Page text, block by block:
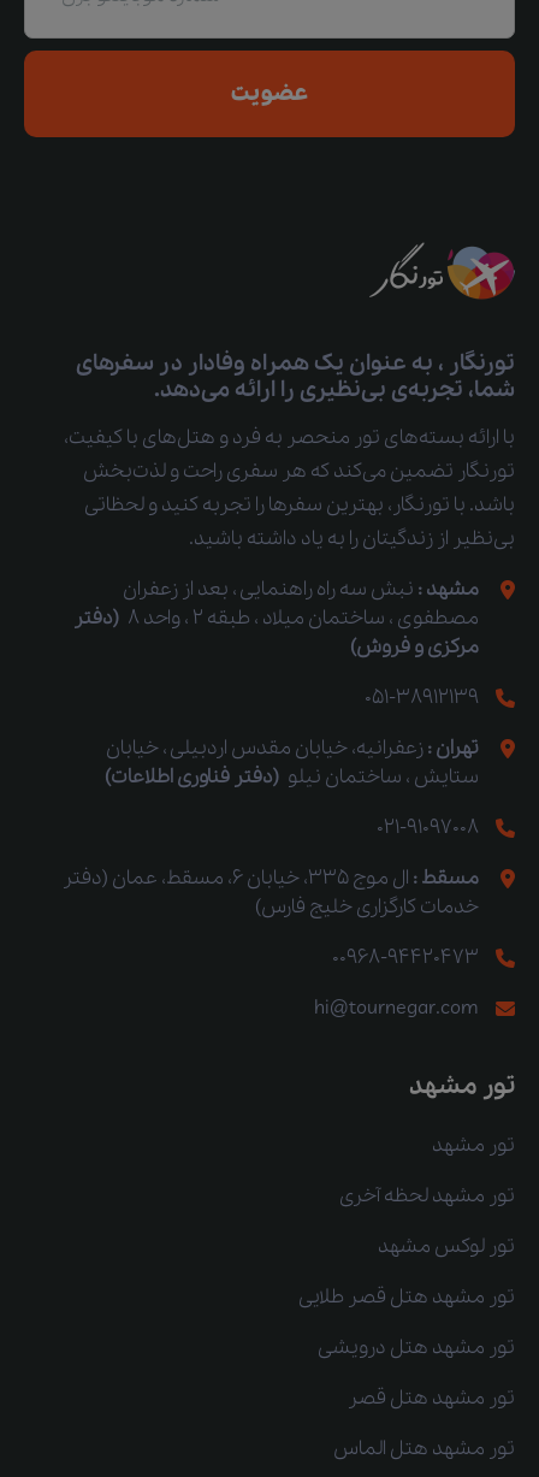
عضویت
تورنگار ، به عنوان یک همراه وفادار در سفرهای
شما، تجربه‌ی بی‌نظیری را ارائه می‌دهد.
با ارائه بسته‌های تور منحصر به فرد و هتل‌های با کیفیت،
تورنگار تضمین می‌کند که هر سفری راحت و لذت‌بخش
باشد. با تورنگار، بهترین سفرها را تجربه کنید و لحظاتی
بی‌نظیر از زندگیتان را به یاد داشته باشید.
مشهد : نبش سه راه راهنمایی ، بعد از زعفران
مصطفوی ، ساختمان میلاد ، طبقه 2 ، واحد 8
(دفتر
مرکزی و فروش)
051-38912139
تهران :زعفرانیه، خیابان مقدس اردبیلی ، خیابان
ستایش ، ساختمان نیلو (دفتر فناوری اطلاعات)
021-91097008
مسقط :
ال موج 335، خیابان 6، مسقط، عمان (دفتر
خدمات کارگزاری خلیج فارس)
00968-94420473
hi@tournegar.com
تور مشهد
تور مشهد
تور مشهد لحظه آخری
تور لوکس مشهد
تور مشهد هتل قصر طلایی
تور مشهد هتل درویشی
تور مشهد هتل قصر
تور مشهد هتل الماس